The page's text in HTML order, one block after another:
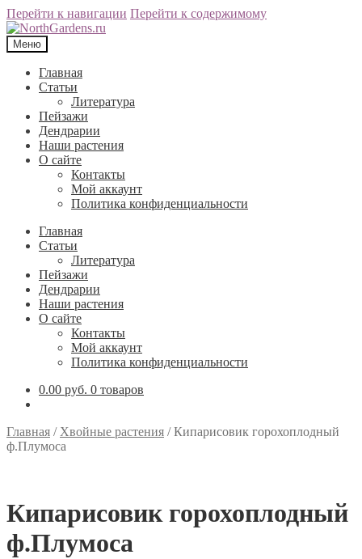
Перейти к навигации Перейти к содержимому
Меню
Главная
Статьи
Литература
Пейзажи
Дендрарии
Наши растения
О сайте
Контакты
Мой аккаунт
Политика конфиденциальности
Главная
Статьи
Литература
Пейзажи
Дендрарии
Наши растения
О сайте
Контакты
Мой аккаунт
Политика конфиденциальности
0.00 руб. 0 товаров
Главная / Хвойные растения /Кипарисовик горохоплодный
ф.Плумоса
Кипарисовик горохоплодный
ф.Плумоса